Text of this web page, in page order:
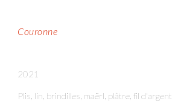
Couronne
2021
Plis, lin, brindilles, maërl, plâtre, fil d'argent